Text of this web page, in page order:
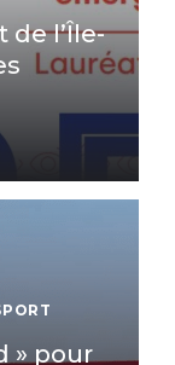
de l’Île-
» pour